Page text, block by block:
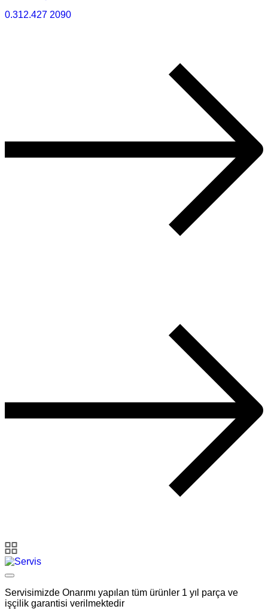
0.312.427 2090
Servisimizde Onarımı yapılan tüm ürünler 1 yıl parça ve
işçilik garantisi verilmektedir